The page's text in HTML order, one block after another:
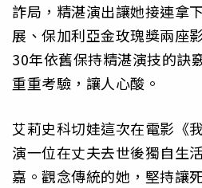
詐局，精湛演出讓她接連拿
展、保加利亞金玫瑰獎兩座
30年依舊保持精湛演技的訣
重重考驗，讓人心酸。
艾莉史科切娃這次在電影《
演一位在丈夫去世後獨自生
嘉。觀念傳統的她，堅持讓